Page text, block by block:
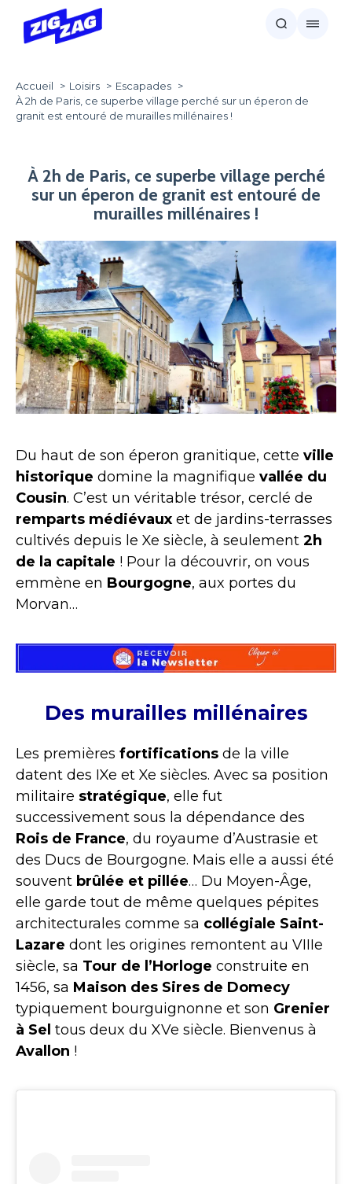
Accueil Loisirs
Escapades
À 2h de Paris, ce superbe village perché sur un éperon de
granit est entouré de murailles millénaires !
À 2h de Paris, ce superbe village perché
sur un éperon de granit est entouré de
murailles millénaires !
Du haut de son éperon granitique, cette ville
historique domine la magnifique vallée du
Cousin. C’est un véritable trésor, cerclé de
remparts médiévaux et de jardins-terrasses
cultivés depuis le Xe siècle, à seulement 2h
de la capitale ! Pour la découvrir, on vous
emmène en Bourgogne, aux portes du
Morvan…
Des murailles millénaires
Les premières fortifications de la ville
datent des IXe et Xe siècles. Avec sa position
militaire stratégique, elle fut
successivement sous la dépendance des
Rois de France, du royaume d’Austrasie et
des Ducs de Bourgogne. Mais elle a aussi été
souvent brûlée et pillée… Du Moyen-Âge,
elle garde tout de même quelques pépites
architecturales comme sa collégiale Saint-
Lazare dont les origines remontent au VIIIe
siècle, sa Tour de l’Horloge construite en
1456, sa Maison des Sires de Domecy
typiquement bourguignonne et son Grenier
à Sel tous deux du XVe siècle. Bienvenus à
Avallon !